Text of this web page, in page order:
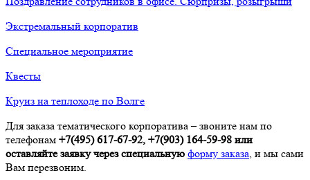
Экстремальный корпоратив
Специальное мероприятие
Квесты
Круиз на теплоходе по Волге
Для заказа тематического корпоратива – звоните нам по
телефонам +7(495) 617-67-92, +7(903) 164-59-98 или
оставляйте заявку через специальную форму заказа, и мы сами
Вам перезвоним.